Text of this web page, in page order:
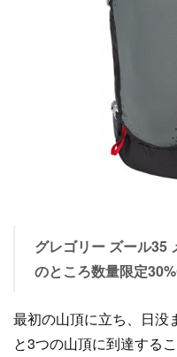
グレゴリー ズール35
のところ数量限定
最初の山頂に立ち、日没
と3つの山頂に到達する